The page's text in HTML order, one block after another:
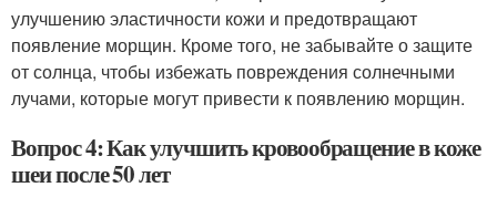
улучшению эластичности кожи и предотвращают
появление морщин. Кроме того, не забывайте о защите
от солнца, чтобы избежать повреждения солнечными
лучами, которые могут привести к появлению морщин.
Вопрос 4: Как улучшить кровообращение в коже
шеи после 50 лет